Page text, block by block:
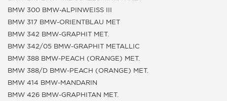
BMW 300 BMW-ALPINWEISS III
BMW 317 BMW-ORIENTBLAU MET
BMW 342 BMW-GRAPHIT MET.
BMW 342/05 BMW-GRAPHIT METALLIC
BMW 388 BMW-PEACH (ORANGE) MET.
BMW 388/D BMW-PEACH (ORANGE) MET.
BMW 414 BMW-MANDARIN
BMW 426 BMW-GRAPHITAN MET.